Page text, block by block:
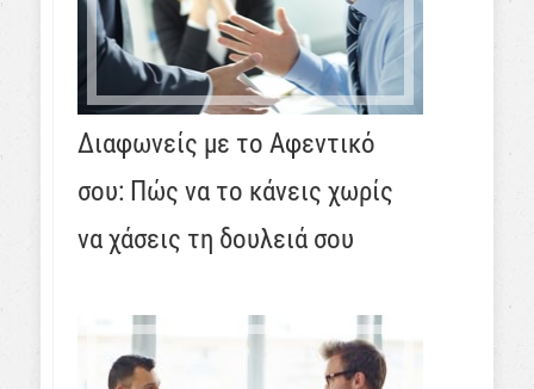
Διαφωνείς με το Αφεντικό
σου: Πώς να το κάνεις χωρίς
να χάσεις τη δουλειά σου